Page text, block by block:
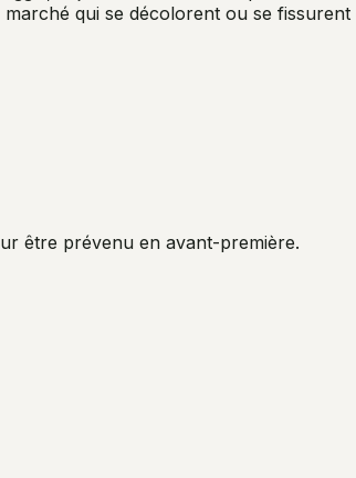
qui se décolorent ou se fissurent
être prévenu en avant-première.